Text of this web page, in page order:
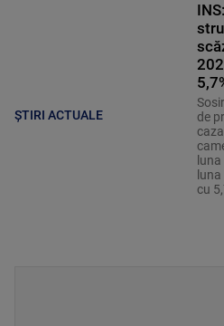
ȘTIRI ACTUALE
de
cu